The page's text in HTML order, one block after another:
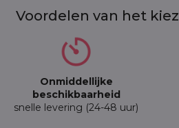
Voordelen van het
Onmiddellijke
beschikbaarheid
snelle levering (24-48 uur)